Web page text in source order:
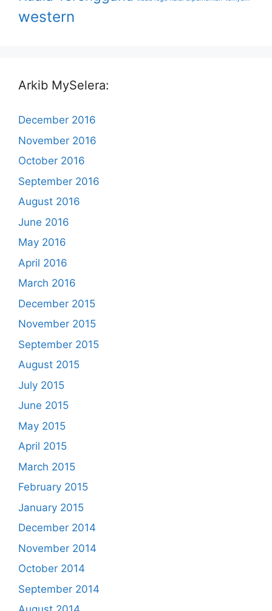
western
Arkib MySelera:
December 2016
November 2016
October 2016
September 2016
August 2016
June 2016
May 2016
April 2016
March 2016
December 2015
November 2015
September 2015
August 2015
July 2015
June 2015
May 2015
April 2015
March 2015
February 2015
January 2015
December 2014
November 2014
October 2014
September 2014